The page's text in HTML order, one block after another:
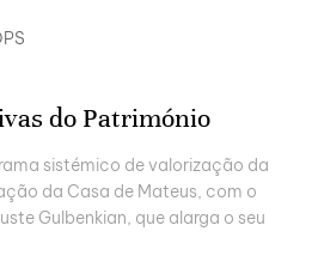
do Património
sistémico de valorização da
da Casa de Mateus, com o
Gulbenkian, que alarga o seu